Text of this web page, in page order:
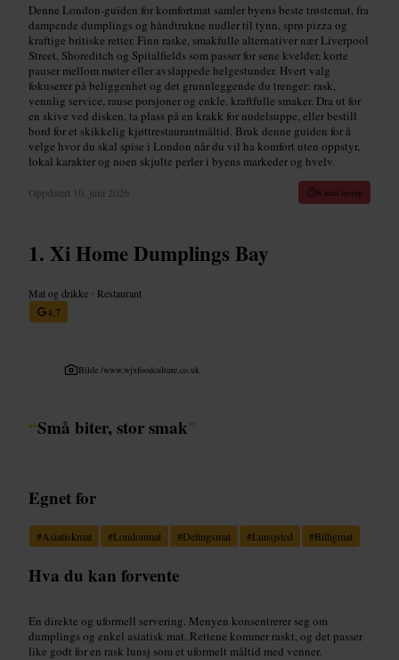
Denne London-guiden for komfortmat samler byens beste trøstemat, fra
dampende dumplings og håndtrukne nudler til tynn, sprø pizza og
kraftige britiske retter. Finn raske, smakfulle alternativer nær Liverpool
Street, Shoreditch og Spitalfields som passer for sene kvelder, korte
pauser mellom møter eller avslappede helgestunder. Hvert valg
fokuserer på beliggenhet og det grunnleggende du trenger: rask,
vennlig service, rause porsjoner og enkle, kraftfulle smaker. Dra ut for
en skive ved disken, ta plass på en krakk for nudelsuppe, eller bestill
bord for et skikkelig kjøttrestaurantmåltid. Bruk denne guiden for å
velge hvor du skal spise i London når du vil ha komfort uten oppstyr,
lokal karakter og noen skjulte perler i byens markeder og hvelv.
Oppdatert 10. juni 2026 8 min lesing
Xi Home Dumplings Bay
Mat og drikke • Restaurant
4,7
Bilde /www.wjxfoodculture.co.uk
“Små biter, stor smak”
Egnet for
#Asiatiskmat #Londonmat #Delingsmat #Lunsjsted #Billigmat
Hva du kan forvente
En direkte og uformell servering. Menyen konsentrerer seg om
dumplings og enkel asiatisk mat. Rettene kommer raskt, og det passer
like godt for en rask lunsj som et uformelt måltid med venner.